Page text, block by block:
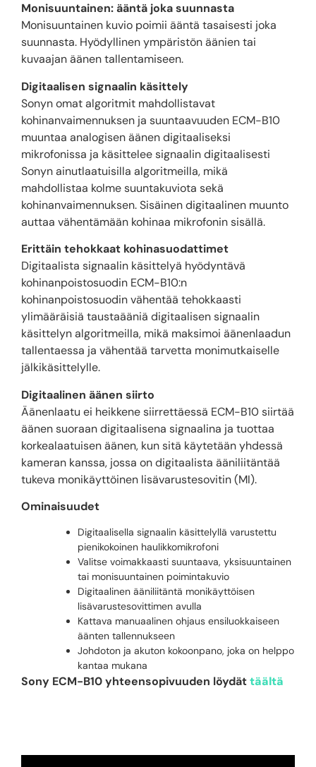
Monisuuntainen: ääntä joka suunnasta
Monisuuntainen kuvio poimii ääntä tasaisesti joka
suunnasta. Hyödyllinen ympäristön äänien tai
kuvaajan äänen tallentamiseen.
Digitaalisen signaalin käsittely
Sonyn omat algoritmit mahdollistavat
kohinanvaimennuksen ja suuntaavuuden ECM-B10
muuntaa analogisen äänen digitaaliseksi
mikrofonissa ja käsittelee signaalin digitaalisesti
Sonyn ainutlaatuisilla algoritmeilla, mikä
mahdollistaa kolme suuntakuviota sekä
kohinanvaimennuksen. Sisäinen digitaalinen muunto
auttaa vähentämään kohinaa mikrofonin sisällä.
Erittäin tehokkaat kohinasuodattimet
Digitaalista signaalin käsittelyä hyödyntävä
kohinanpoistosuodin ECM-B10:n
kohinanpoistosuodin vähentää tehokkaasti
ylimääräisiä taustaääniä digitaalisen signaalin
käsittelyn algoritmeilla, mikä maksimoi äänenlaadun
tallentaessa ja vähentää tarvetta monimutkaiselle
jälkikäsittelylle.
Digitaalinen äänen siirto
Äänenlaatu ei heikkene siirrettäessä ECM-B10 siirtää
äänen suoraan digitaalisena signaalina ja tuottaa
korkealaatuisen äänen, kun sitä käytetään yhdessä
kameran kanssa, jossa on digitaalista ääniliitäntää
tukeva monikäyttöinen lisävarustesovitin (MI).
Ominaisuudet
Digitaalisella signaalin käsittelyllä varustettu
pienikokoinen haulikkomikrofoni
Valitse voimakkaasti suuntaava, yksisuuntainen
tai monisuuntainen poimintakuvio
Digitaalinen ääniliitäntä monikäyttöisen
lisävarustesovittimen avulla
Kattava manuaalinen ohjaus ensiluokkaiseen
äänten tallennukseen
Johdoton ja akuton kokoonpano, joka on helppo
kantaa mukana
Sony ECM-B10 yhteensopivuuden löydättäältä